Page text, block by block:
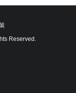
Reserved.